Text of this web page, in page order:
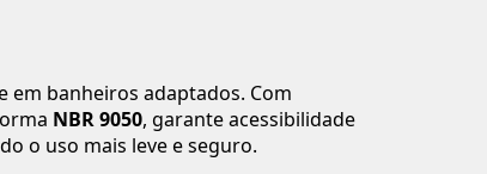
banheiros adaptados. Com
NBR 9050, garante acessibilidade
o uso mais leve e seguro.